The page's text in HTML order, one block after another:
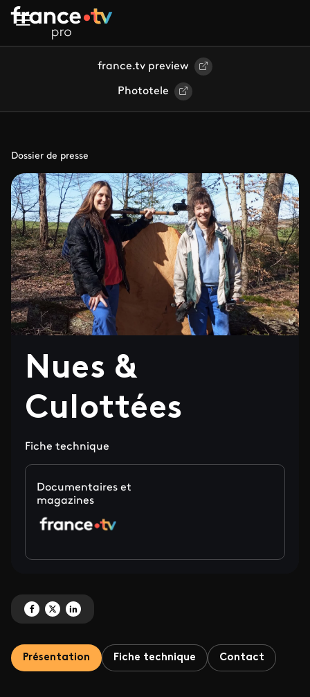
Aller au contenu principal
france.tv preview
Phototele
Dossier de presse
Nues &
Culottées
Fiche technique
Documentaires et
magazines
Partagez 'Nues & Culottées' sur Facebook
Partagez 'Nues & Culottées' sur X
Partagez 'Nues & Culottées' sur LinkedIn
Présentation Fiche technique Contact